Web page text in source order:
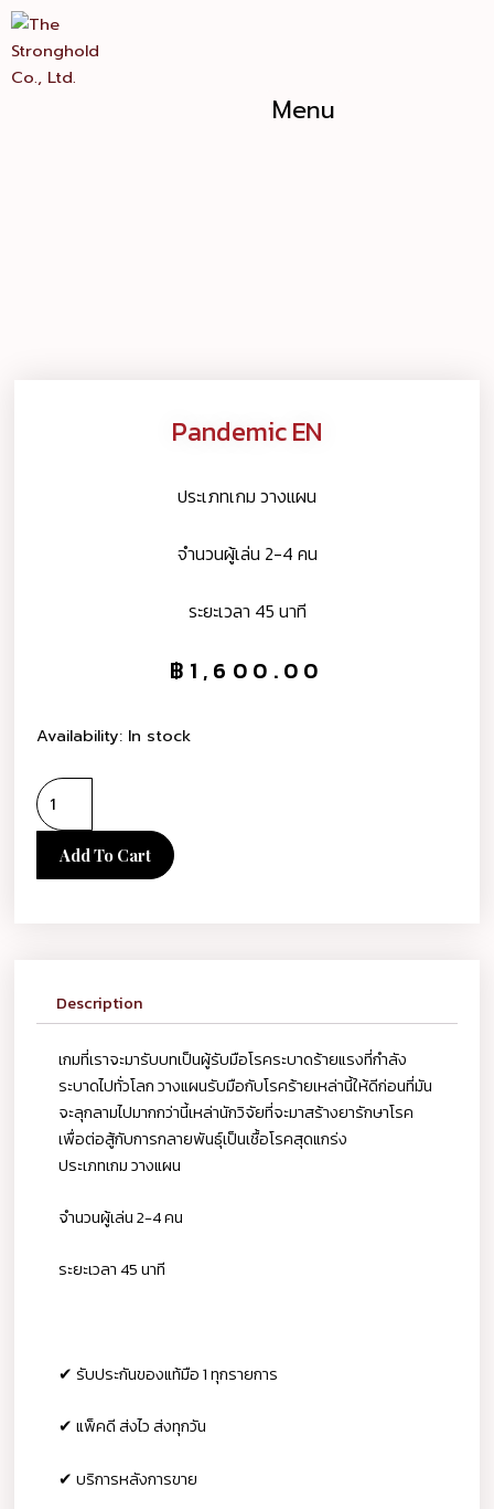
Skip
content
Menu
Pandemic EN
ประเภทเกม วางแผน
จำนวนผู้เล่น 2-4 คน
ระยะเวลา 45 นาที
฿ 1,600.00
Availability: In stock
quantity
Add To Cart
Description
เกมที่เราจะมารับบทเป็นผู้รับมือโรคระบาดร้ายแรงที่กำลัง
ระบาดไปทั่วโลก วางแผนรับมือกับโรคร้ายเหล่านี้ให้ดีก่อนที่มัน
จะลุกลามไปมากกว่านี้เหล่านักวิจัยที่จะมาสร้างยารักษาโรค
เพื่อต่อสู้กับการกลายพันธุ์เป็นเชื้อโรคสุดแกร่ง
ประเภทเกม วางแผน
จำนวนผู้เล่น 2-4 คน
ระยะเวลา 45 นาที
✔ รับประกันของแท้มือ 1 ทุกรายการ
✔ แพ็คดี ส่งไว ส่งทุกวัน
✔ บริการหลังการขาย